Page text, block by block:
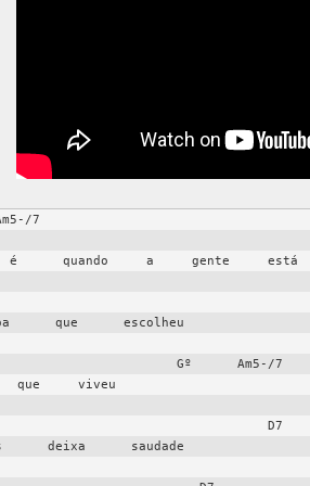
é      quando     a     gente
que      escolheu
Gº      Am5-/7
que     viveu
deixa      saudade